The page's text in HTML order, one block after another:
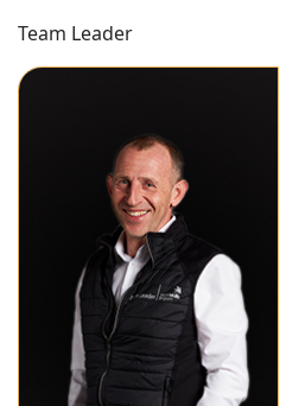
Team Leader